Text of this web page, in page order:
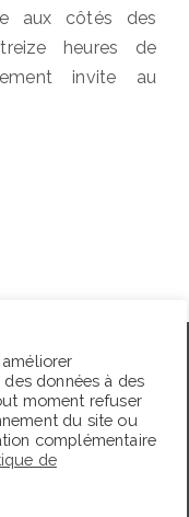
aux côtés des
heures de
invite au
en études théâtrales,
en études
et membre du
données à des
moment refuser
du site ou
complémentaire
de